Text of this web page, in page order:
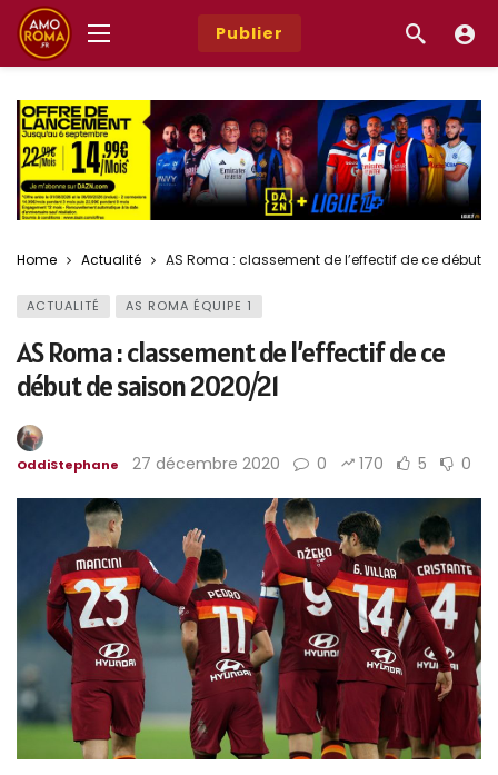
Publier
Home Actualité AS Roma : classement de l’effectif de ce début
ACTUALITÉ AS ROMA ÉQUIPE 1
AS Roma : classement de l’effectif de ce
début de saison 2020/21
OddiStephane 27 décembre 2020 0 170 5 0